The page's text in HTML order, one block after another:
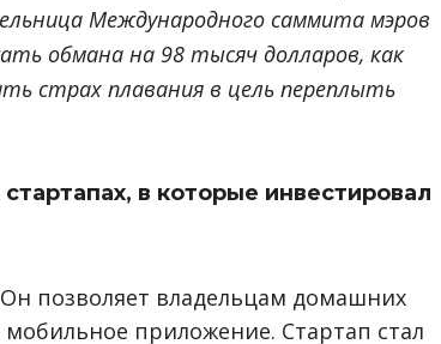
Международного саммита мэров
обмана на 98 тысяч долларов, как
страх плавания в цель переплыть
в которые инвестировал
позволяет владельцам домашних
приложение. Стартап стал